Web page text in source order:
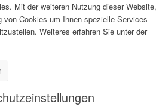
Mit der weiteren Nutzung dieser Website,
von Cookies um Ihnen spezielle Services
Weiteres erfahren Sie unter der